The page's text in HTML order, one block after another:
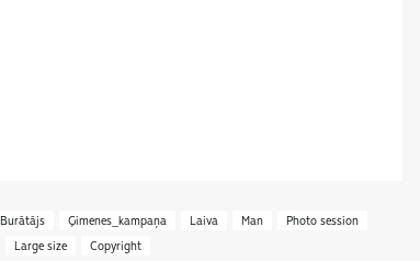
Burātājs Ģimenes_kampaņa Laiva Man
Photo session
Large size Copyright